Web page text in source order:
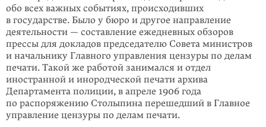
обо всех важных событиях, происходивших
в государстве. Было у бюро и другое направление
деятельности — составление ежедневных обзоров
прессы для докладов председателю Совета министров
и начальнику Главного управления цензуры по делам
печати. Такой же работой занимался и отдел
иностранной и инородческой печати архива
Департамента полиции, в апреле 1906 года
по распоряжению Столыпина перешедший в Главное
управление цензуры по делам печати.